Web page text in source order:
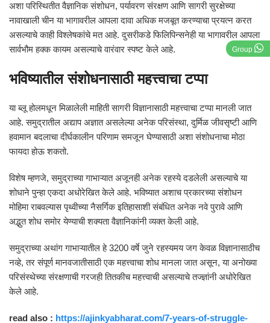
Group
अशा परिस्थितीत वैज्ञानिक संशोधन, पर्यावरण संरक्षण आणि सागरी सुरक्षेच्या
नावाखाली चीन या भागावरील आपला दावा अधिक मजबूत करण्याचा प्रयत्न करत
असल्याचे काही विश्लेषकांचे मत आहे. दुसरीकडे फिलिपिन्सनेही या भागावरील आपला
सार्वभौम हक्क कायम असल्याचे वारंवार स्पष्ट केले आहे.
भविष्यातील संशोधनासाठी महत्त्वाचा टप्पा
या ब्लू होलमधून मिळालेली माहिती सागरी विज्ञानासाठी महत्त्वाचा टप्पा मानली जात
आहे. समुद्रातील अद्याप अज्ञात असलेल्या अनेक परिसंस्था, दुर्मिळ जीवसृष्टी आणि
हवामान बदलाचा दीर्घकालीन परिणाम समजून घेण्यासाठी अशा संशोधनाचा मोठा
फायदा होऊ शकतो.
विशेष म्हणजे, समुद्राच्या गाभाऱ्यात अजूनही अनेक रहस्ये दडलेली असल्याचे या
शोधाने पुन्हा एकदा अधोरेखित केले आहे. भविष्यात अशाच प्रकारच्या संशोधन
मोहिमा राबवल्यास पृथ्वीच्या नैसर्गिक इतिहासाशी संबंधित अनेक नवे पुरावे आणि
अद्भुत शोध समोर येण्याची शक्यता वैज्ञानिकांनी व्यक्त केली आहे.
समुद्राच्या अथांग गाभाऱ्यातील हे 3200 वर्षे जुने रहस्यमय जग केवळ विज्ञानासाठीच
नव्हे, तर संपूर्ण मानवजातीसाठी एक महत्त्वाचा शोध मानला जात असून, या अनोख्या
परिसंस्थेच्या संरक्षणाची गरजही तितकीच महत्त्वाची असल्याचे तज्ज्ञांनी अधोरेखित
केले आहे.
read also : https://ajinkyabharat.com/7-years-of-struggle-